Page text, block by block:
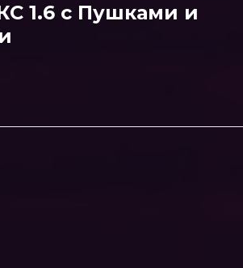
1.6 с Пушками и